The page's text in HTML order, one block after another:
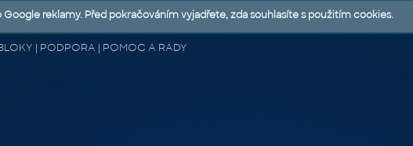
| PODPORA | POMOC A RADY
reklamy. Před pokračováním vyjadřete, zda souhlasíte s použitím cookies.